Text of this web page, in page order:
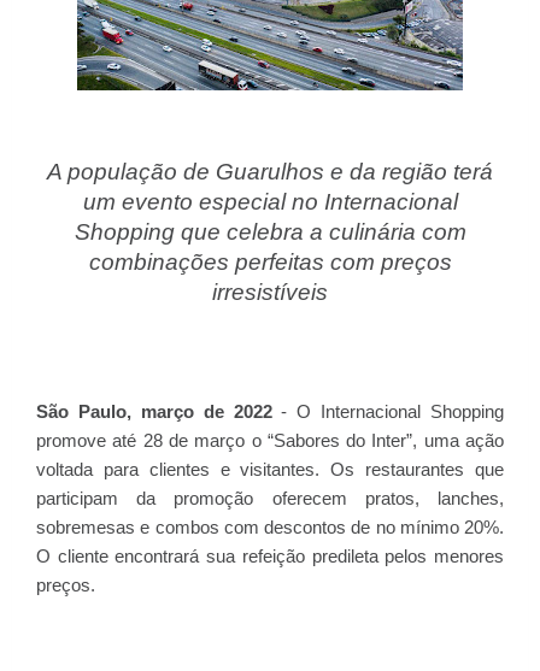
A população de Guarulhos e da região terá
um evento especial no Internacional
Shopping que celebra a culinária com
combinações perfeitas com preços
irresistíveis
São Paulo, março de 2022- O Internacional Shopping
promove até 28 de março o “Sabores do Inter”, uma ação
voltada para clientes e visitantes. Os restaurantes que
participam da promoção oferecem pratos, lanches,
sobremesas e combos com descontos de no mínimo 20%.
O cliente encontrará sua refeição predileta pelos menores
preços.